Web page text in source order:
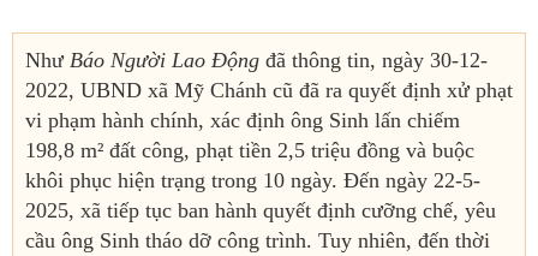
Như Báo Người Lao Động đã thông tin, ngày 30-12-
2022, UBND xã Mỹ Chánh cũ đã ra quyết định xử phạt
vi phạm hành chính, xác định ông Sinh lấn chiếm
198,8 m² đất công, phạt tiền 2,5 triệu đồng và buộc
khôi phục hiện trạng trong 10 ngày. Đến ngày 22-5-
2025, xã tiếp tục ban hành quyết định cưỡng chế, yêu
cầu ông Sinh tháo dỡ công trình. Tuy nhiên, đến thời